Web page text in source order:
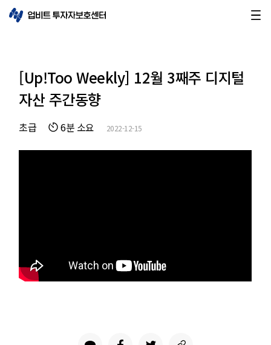
[Up!Too Weekly] 12월 3째주 디지털
자산 주간동향
초급 6분 소요 2022-12-15